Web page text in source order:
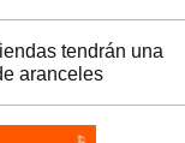
tendrán una
aranceles